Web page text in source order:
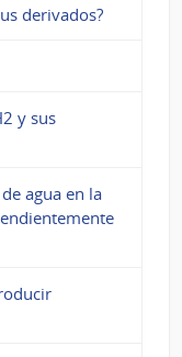
derivados?
y sus
agua en la